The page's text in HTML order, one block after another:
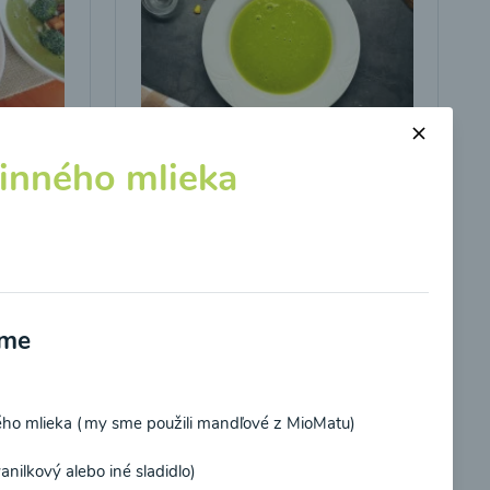
Brokolicová polievka s
kukuricou
00:25
mlieka
mlieka (my sme použili mandľové z MioMatu)
alebo iné sladidlo)
že som si prečítal(a)